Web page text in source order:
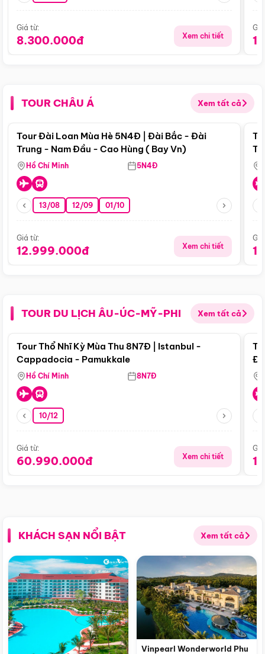
Giá từ:
8.300.000đ Xem chi tiết
TOUR CHÂU Á Xem tất cả
Điểm nổi bật
Tour Đài Loan Mùa Hè 5N4Đ | Đài Bắc - Đài
Trung - Nam Đầu - Cao Hùng ( Bay Vn)
Hồ Chí Minh 5N4Đ
13/08 12/09 01/10
Giá từ:
12.999.000đ Xem chi tiết
TOUR DU LỊCH ÂU-ÚC-MỸ-PHI Xem tất cả
Điểm nổi bật
Tour Thổ Nhĩ Kỳ Mùa Thu 8N7Đ | Istanbul -
Cappadocia - Pamukkale
Hồ Chí Minh 8N7Đ
10/12
Giá từ:
60.990.000đ Xem chi tiết
KHÁCH SẠN NỔI BẬT Xem tất cả
Vinpearl Wonderworld Phu